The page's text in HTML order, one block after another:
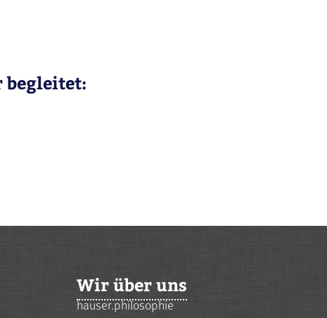
begleitet:
Wir über uns
hauser.philosophie